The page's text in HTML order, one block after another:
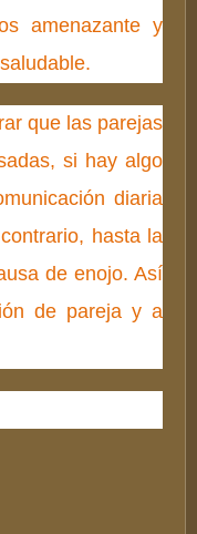
amenazante y
que las parejas
si hay algo
diaria
hasta la
de enojo. Así
de pareja y a